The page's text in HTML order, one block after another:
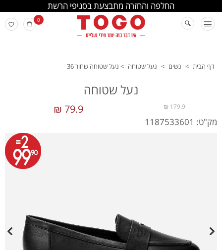
החלפה והחזרה מתבצעת בסניפי הרשת
0
דף הבית > נשים > נעל שטוחה > נעל שטוחה שחור 36
נעל שטוחה
79.9 ₪ 179.9 ₪
מק"ט: 1187533601